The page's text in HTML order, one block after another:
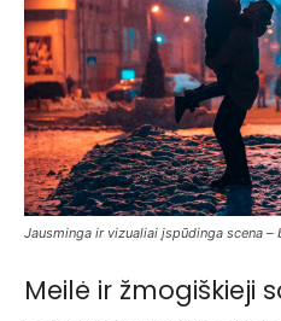
Jausminga ir vizualiai įspūdinga scena
Meilė ir žmogiškieji